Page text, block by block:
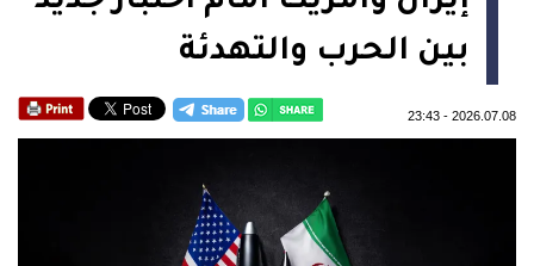
بين الحرب والتهدئة
2026.07.08
-
23:43